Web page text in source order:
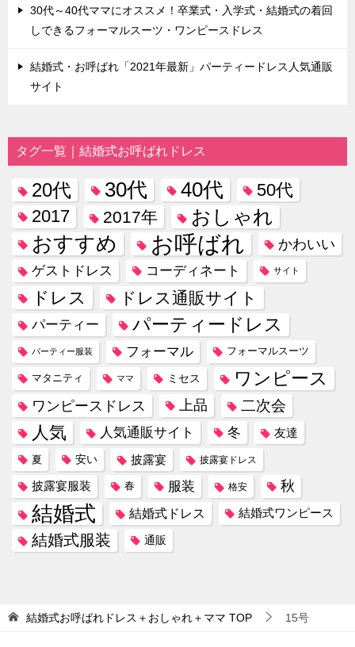
30代～40代ママにオススメ！卒業式・入学式・結婚式の着回
しできるフォーマルスーツ・ワンピースドレス
結婚式・お呼ばれ「2021年最新」パーティードレス人気通販
サイト
タグ一覧｜結婚式お呼ばれドレス
20代 30代 40代 50代
2017 2017年 おしゃれ
おすすめ お呼ばれ かわいい
ゲストドレス コーディネート サイト
ドレス ドレス通販サイト
パーティー パーティードレス
パーティー服装 フォーマル フォーマルスーツ
マタニティ ママ ミセス ワンピース
ワンピースドレス 上品 二次会
人気 人気通販サイト 冬 友達
夏 安い 披露宴 披露宴ドレス
披露宴服装 春 服装 格安 秋
結婚式 結婚式ドレス 結婚式ワンピース
結婚式服装 通販
結婚式お呼ばれドレス＋おしゃれ＋ママ TOP 15号